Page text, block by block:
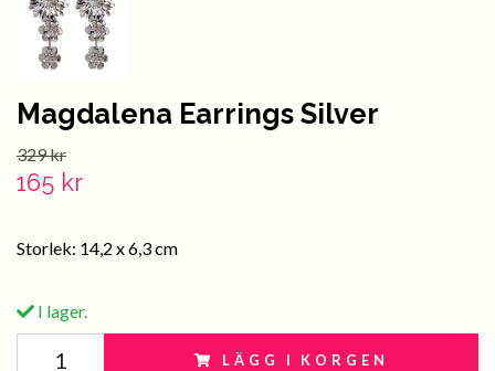
Magdalena Earrings Silver
329 kr
165 kr
Storlek: 14,2 x 6,3 cm
I lager.
LÄGG I KORGEN